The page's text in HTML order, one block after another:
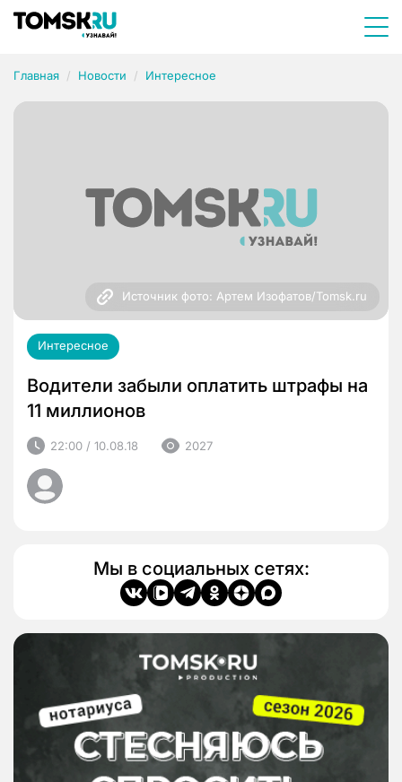
Главная Новости Интересное
Источник фото: Артем Изофатов/Tomsk.ru
Интересное
Водители забыли оплатить штрафы на
11 миллионов
22:00 / 10.08.18 2027
Мы в социальных сетях: